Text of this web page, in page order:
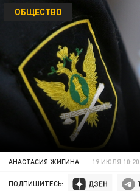
ОБЩЕСТВО
АНАСТАСИЯ ЖИГИНА 19 ИЮЛЯ 10:20
ПОДПИШИТЕСЬ: